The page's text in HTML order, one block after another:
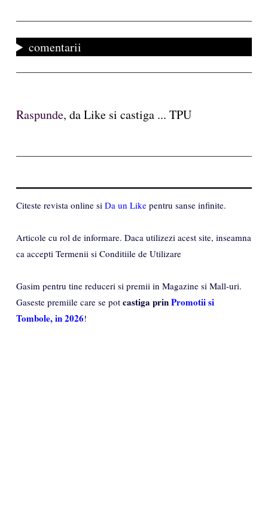
comentarii
Raspunde, da Like si castiga ... TPU
Citeste revista online si Da un Like pentru sanse infinite.
Articole cu rol de informare. Daca utilizezi acest site, inseamna
ca accepti Termenii si Conditiile de Utilizare
Gasim pentru tine reduceri si premii in Magazine si Mall-uri.
Gaseste premiile care se pot castiga prinPromotii si
Tombole, in 2026!